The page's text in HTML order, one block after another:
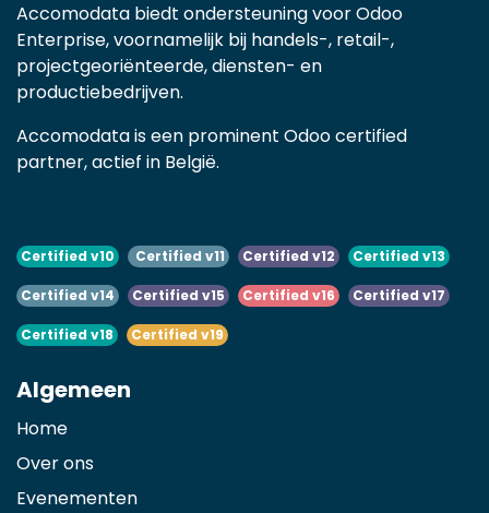
Accomodata biedt ondersteuning voor Odoo
Enterprise, voornamelijk bij handels-, retail-,
projectgeoriënteerde, diensten- en
productiebedrijven.
Accomodata is een prominent Odoo certified
partner, actief in België.
Certified v10 Certified v11 Certified v12 Certified v13
Certified v14 Certified v15 Certified v16 Certified v17
Certified v18 Certified v19
Algemeen
Home
Over ons
Evenementen